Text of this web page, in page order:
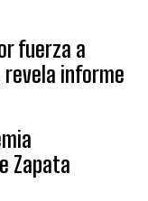
fuerza a
informe
Zapata